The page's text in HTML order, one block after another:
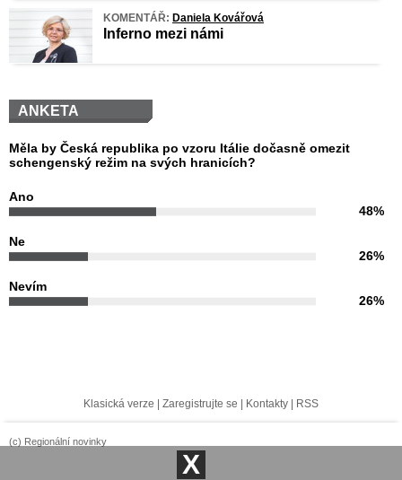
KOMENTÁŘ: Daniela Kovářová
Inferno mezi námi
ANKETA
Měla by Česká republika po vzoru Itálie dočasně omezit
schengenský režim na svých hranicích?
Ano
48%
Ne
26%
Nevím
26%
Klasická verze | Zaregistrujte se | Kontakty | RSS
(c) Regionální novinky
X